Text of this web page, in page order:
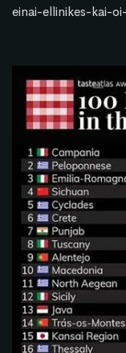
einai-ellinikes-kai-